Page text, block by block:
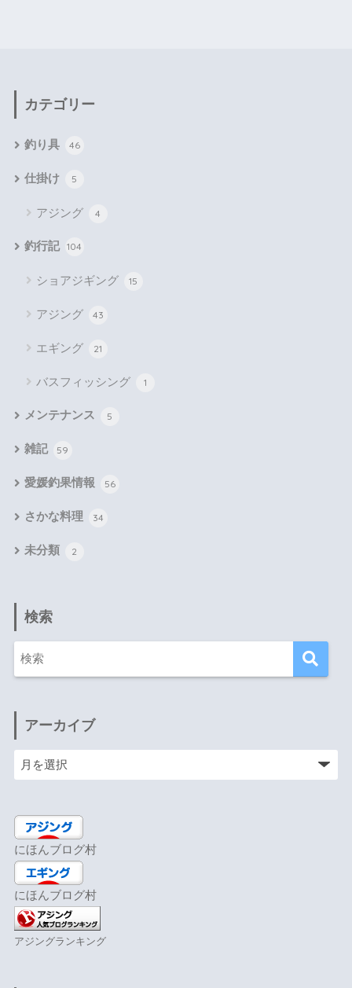
カテゴリー
釣り具 46
仕掛け 5
アジング 4
釣行記 104
ショアジギング 15
アジング 43
エギング 21
バスフィッシング 1
メンテナンス 5
雑記 59
愛媛釣果情報 56
さかな料理 34
未分類 2
検索
アーカイブ
にほんブログ村
にほんブログ村
アジングランキング